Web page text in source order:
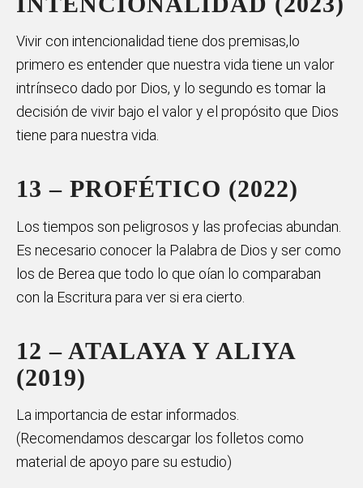
Vivir con intencionalidad tiene dos premisas,lo
primero es entender que nuestra vida tiene un valor
intrínseco dado por Dios, y lo segundo es tomar la
decisión de vivir bajo el valor y el propósito que Dios
tiene para nuestra vida.
13 – PROFÉTICO (2022)
Los tiempos son peligrosos y las profecias abundan.
Es necesario conocer la Palabra de Dios y ser como
los de Berea que todo lo que oían lo comparaban
con la Escritura para ver si era cierto.
12 – ATALAYA Y ALIYA
(2019)
La importancia de estar informados.
(Recomendamos descargar los folletos como
material de apoyo pare su estudio)